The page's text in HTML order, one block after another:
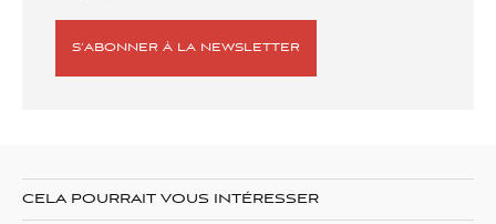
S’ABONNER À LA NEWSLETTER
CELA POURRAIT VOUS INTÉRESSER